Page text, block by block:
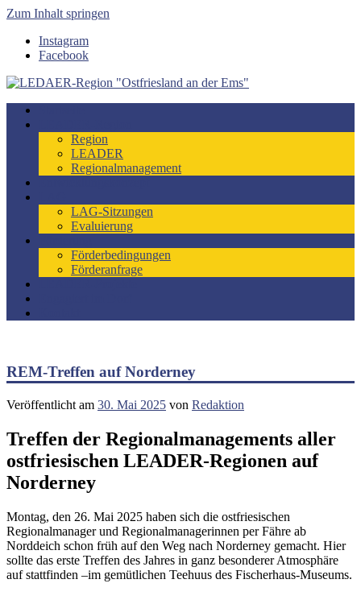
Zum Inhalt springen
Instagram
Facebook
LEDAER-Region "Ostfriesland an der Ems"
Förderzeitraum 2023-2027
Region
LEADER
Regionalmanagement
LAG-Sitzungen
Evaluierung
Förderbedingungen
Förderanfrage
REM-Treffen auf Norderney
Veröffentlicht am 30. Mai 2025 von Redaktion
Treffen der Regionalmanagements aller
ostfriesischen LEADER-Regionen auf
Norderney
Montag, den 26. Mai 2025 haben sich die ostfriesischen
Regionalmanager und Regionalmanagerinnen per Fähre ab
Norddeich schon früh auf den Weg nach Norderney gemacht. Hier
sollte das erste Treffen des Jahres in ganz besonderer Atmosphäre
auf stattfinden –im gemütlichen Teehuus des Fischerhaus-Museums.